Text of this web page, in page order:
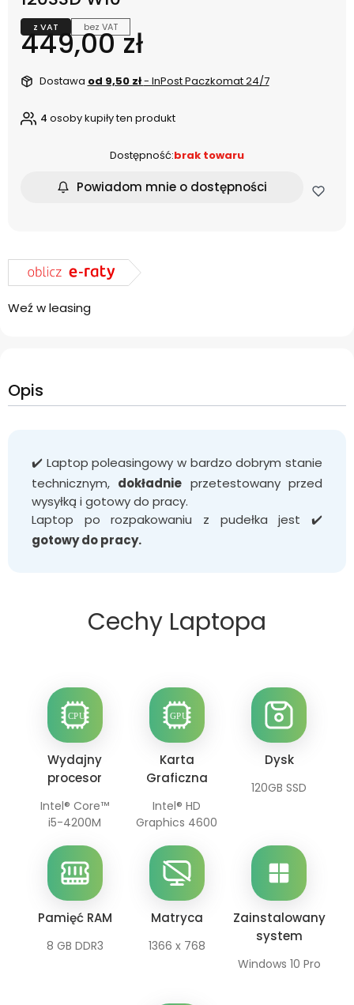
z VAT bez VAT
Cena
449,00 zł
Dostawa od 9,50 zł- InPost Paczkomat 24/7
4 osoby kupiły ten produkt
Dostępność:brak towaru
Powiadom mnie o dostępności
Weź w leasing
Opis
✔️ Laptop poleasingowy w bardzo dobrym stanie
technicznym, dokładnie przetestowany przed
wysyłką i gotowy do pracy.
Laptop po rozpakowaniu z pudełka jest ✔️
gotowy do pracy.
Cechy Laptopa
Wydajny
procesor
Intel® Core™
i5-4200M
Karta
Graficzna
Intel® HD
Graphics 4600
Dysk
120GB SSD
Pamięć RAM
8 GB DDR3
Matryca
1366 x 768
Zainstalowany
system
Windows 10 Pro